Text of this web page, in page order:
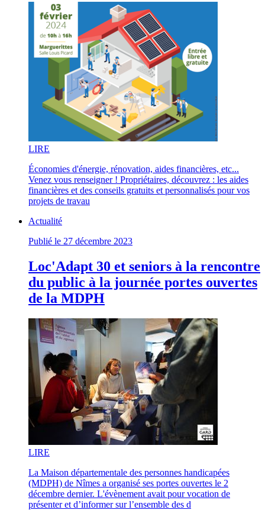
LIRE
Économies d'énergie, rénovation, aides financières, etc...
Venez vous renseigner ! Propriétaires, découvrez : les aides
financières et des conseils gratuits et personnalisés pour vos
projets de travau
Actualité
Publié le 27 décembre 2023
Loc'Adapt 30 et seniors à la rencontre
du public à la journée portes ouvertes
de la MDPH
LIRE
La Maison départementale des personnes handicapées
(MDPH) de Nîmes a organisé ses portes ouvertes le 2
décembre dernier. L'évènement avait pour vocation de
présenter et d’informer sur l’ensemble des d